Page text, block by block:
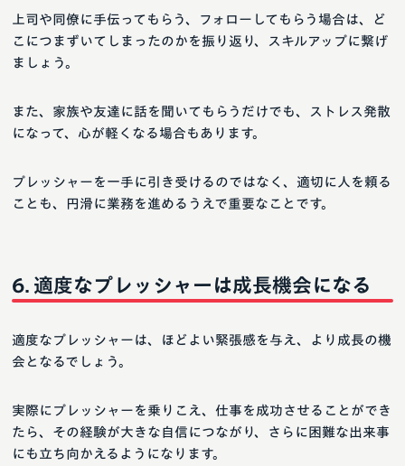
上司や同僚に手伝ってもらう、フォローしてもらう場合は、ど
こにつまずいてしまったのかを振り返り、スキルアップに繋げ
ましょう。
また、家族や友達に話を聞いてもらうだけでも、ストレス発散
になって、心が軽くなる場合もあります。
プレッシャーを一手に引き受けるのではなく、適切に人を頼る
ことも、円滑に業務を進めるうえで重要なことです。
適度なプレッシャーは成長機会になる
適度なプレッシャーは、ほどよい緊張感を与え、より成長の機
会となるでしょう。
実際にプレッシャーを乗りこえ、仕事を成功させることができ
たら、その経験が大きな自信につながり、さらに困難な出来事
にも立ち向かえるようになります。